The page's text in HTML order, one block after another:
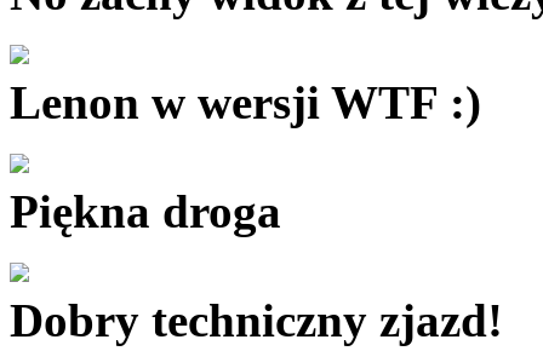
Lenon w wersji WTF :)
Piękna droga
Dobry techniczny zjazd!